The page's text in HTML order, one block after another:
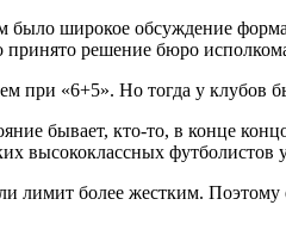
было широкое обсуждение
принято решение бюро
при «6+5». Но тогда у клубов
бывает, кто-то, в конце
высококлассных футболистов
лимит более жестким. Поэтому